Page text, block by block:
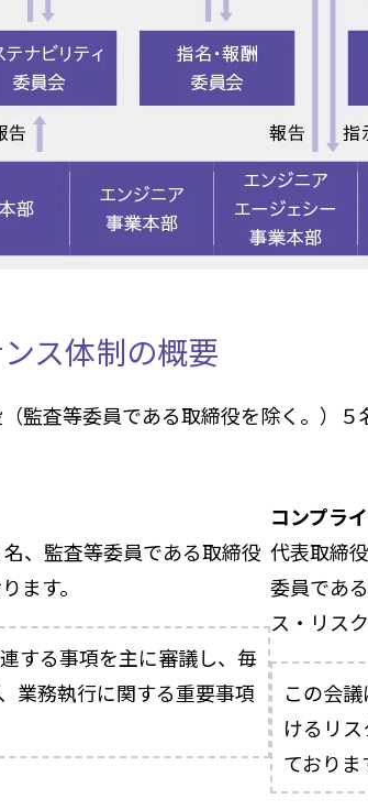
ス体制の概要
監査等委員である取締役を除く。）５
、監査等委員である取締役
ます。
する事項を主に審議し、毎
業務執行に関する重要事項
コンプラ
代表取締
委員であ
ス・リス
この会
けるリ
ておりま